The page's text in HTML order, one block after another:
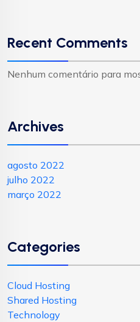
Recent Comments
Nenhum comentário para
Archives
agosto 2022
julho 2022
março 2022
Categories
Cloud Hosting
Shared Hosting
Technology